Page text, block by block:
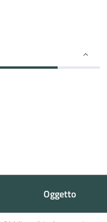
Oggetto